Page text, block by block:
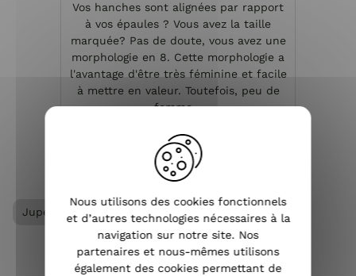
Vos hanches sont alignées par rapport
à vos épaules ? Vous avez la taille
marquée? Pas de doute, vous avez une
morphologie en 8. Cette morphologie a
l'avantage d'être très féminine et facile
à mettre en valeur. Toutefois, peu de
femme...
VOIR L'ARTICLE
Jupe femme Vêtements femme
Nous utilisons des cookies fonctionnels
et d’autres technologies nécessaires à la
navigation sur notre site. Nos
partenaires et nous-mêmes utilisons
également des cookies permettant de